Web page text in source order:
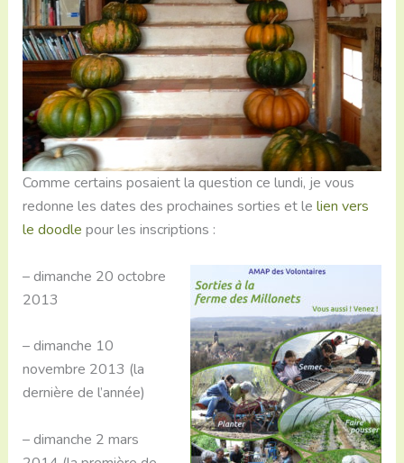
Comme certains posaient la question ce lundi, je vous
redonne les dates des prochaines sorties et le lien vers
le doodle pour les inscriptions :
– dimanche 20 octobre
2013
– dimanche 10
novembre 2013 (la
dernière de l’année)
– dimanche 2 mars